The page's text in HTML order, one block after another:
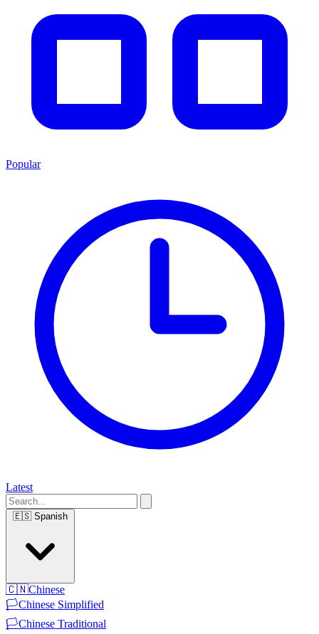
Popular
Latest
🇪🇸 Spanish
🇨🇳Chinese
🏳️Chinese Simplified
🏳️Chinese Traditional